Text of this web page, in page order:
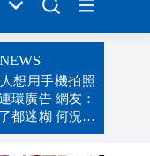
NEWS
想用手機拍照
環廣告 網友：
都迷糊 何況老